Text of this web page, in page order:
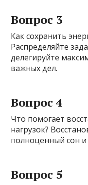
Вопрос 3
Как сохранить
Распределяйте
делегируйте
важных дел.
Вопрос 4
Что помогает
нагрузок?
полноценный сон
Вопрос 5